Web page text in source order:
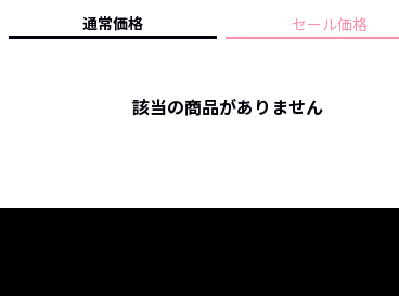
人気記事ランキング
フォーカスブランド
プライバシーポリシー
通常価格 セール価格
該当の商品がありません